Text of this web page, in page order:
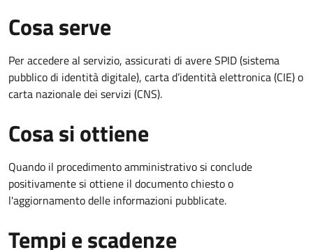
Cosa serve
Per accedere al servizio, assicurati di avere SPID (sistema
pubblico di identità digitale), carta d’identità elettronica (CIE) o
carta nazionale dei servizi (CNS).
Cosa si ottiene
Quando il procedimento amministrativo si conclude
positivamente si ottiene il documento chiesto o
l'aggiornamento delle informazioni pubblicate.
Tempi e scadenze